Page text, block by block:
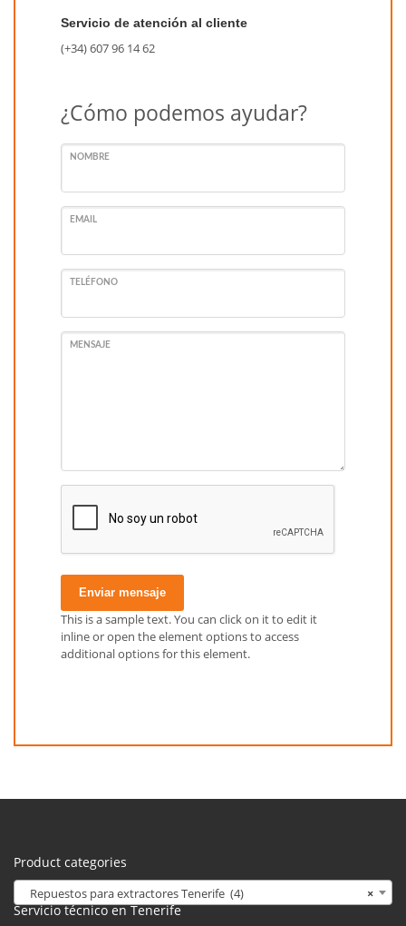
Servicio de atención al cliente
(+34) 607 96 14 62
¿Cómo podemos ayudar?
NOMBRE
EMAIL
TELÉFONO
MENSAJE
Enviar mensaje
This is a sample text. You can click on it to edit it
inline or open the element options to access
additional options for this element.
Product categories
×
Repuestos para extractores Tenerife (4)
Servicio técnico en Tenerife